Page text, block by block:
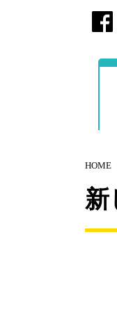
HOME
新